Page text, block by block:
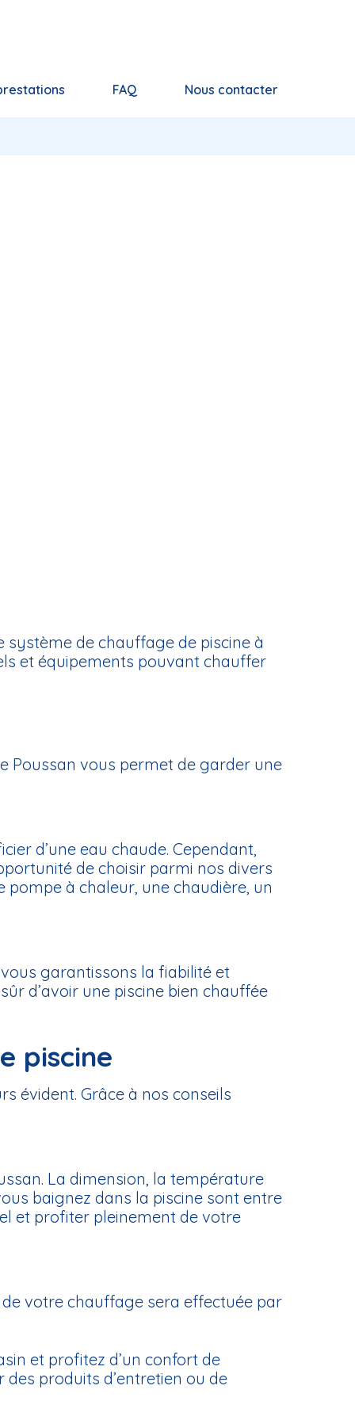
FAQ Nous contacter
de chauffage de piscine à
et équipements pouvant chauffer
Poussan vous permet de garder une
d’une eau chaude. Cependant,
de choisir parmi nos divers
à chaleur, une chaudière, un
garantissons la fiabilité et
d’avoir une piscine bien chauffée
piscine
évident. Grâce à nos conseils
La dimension, la température
baignez dans la piscine sont entre
et profiter pleinement de votre
votre chauffage sera effectuée par
et profitez d’un confort de
produits d’entretien ou de